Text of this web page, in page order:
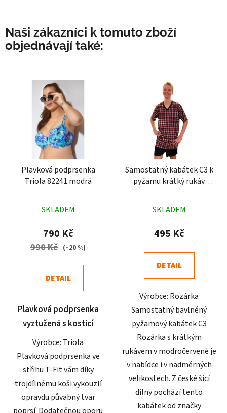
Naši zákazníci k tomuto zboží
objednávají také:
Plavková podprsenka
Triola 82241 modrá
hodnocení
produktu
je
5
SKLADEM
790 Kč
990 Kč (–20 %)
DETAIL
Plavková podprsenka
vyztužená s kosticí
Výrobce: Triola
Plavková podprsenka ve
střihu T-Fit vám díky
trojdílnému koši vykouzlí
opravdu půvabný tvar
Samostatný kabátek C3 k
pyžamu krátký rukáv
hodnocení
produktu
4,5
z
hvězdiček.
SKLADEM
495 Kč
DETAIL
Výrobce: Rozárka
Samostatný bavlněný
pyžamový kabátek C3
Rozárka s krátkým
rukávem v modročervené je
v nabídce i v nadměrných
velikostech. Z české šicí
dílny pochází tento
kabátek od značky